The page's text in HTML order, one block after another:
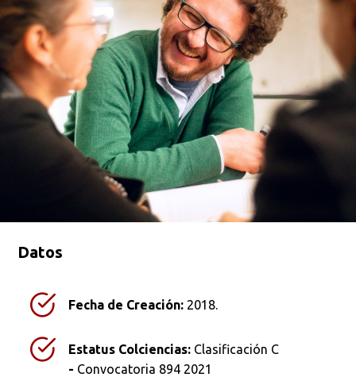
Datos
Fecha de Creación: 2018.
Estatus Colciencias: Clasificación C
- Convocatoria 894 2021